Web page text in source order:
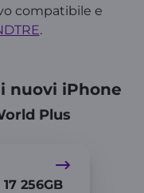
compatibile e
.
nuovi iPhone
Plus
256GB